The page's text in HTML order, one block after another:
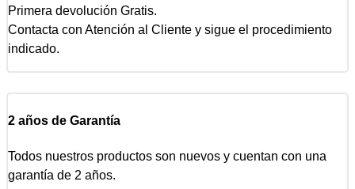
Primera devolución Gratis.
Contacta con Atención al Cliente y sigue el procedimiento
indicado.
2 años de Garantía
Todos nuestros productos son nuevos y cuentan con una
garantía de 2 años.